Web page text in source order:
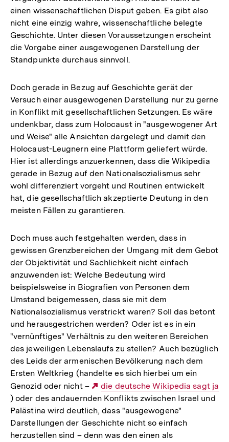
einen wissenschaftlichen Disput geben. Es gibt also
nicht eine einzig wahre, wissenschaftliche belegte
Geschichte. Unter diesen Voraussetzungen erscheint
die Vorgabe einer ausgewogenen Darstellung der
Standpunkte durchaus sinnvoll.
Doch gerade in Bezug auf Geschichte gerät der
Versuch einer ausgewogenen Darstellung nur zu gerne
in Konflikt mit gesellschaftlichen Setzungen. Es wäre
undenkbar, dass zum Holocaust in "ausgewogener Art
und Weise" alle Ansichten dargelegt und damit den
Holocaust-Leugnern eine Plattform geliefert würde.
Hier ist allerdings anzuerkennen, dass die Wikipedia
gerade in Bezug auf den Nationalsozialismus sehr
wohl differenziert vorgeht und Routinen entwickelt
hat, die gesellschaftlich akzeptierte Deutung in den
meisten Fällen zu garantieren.
Doch muss auch festgehalten werden, dass in
gewissen Grenzbereichen der Umgang mit dem Gebot
der Objektivität und Sachlichkeit nicht einfach
anzuwenden ist: Welche Bedeutung wird
beispielsweise in Biografien von Personen dem
Umstand beigemessen, dass sie mit dem
Nationalsozialismus verstrickt waren? Soll das betont
und herausgestrichen werden? Oder ist es in ein
"vernünftiges" Verhältnis zu den weiteren Bereichen
des jeweiligen Lebenslaufs zu stellen? Auch bezüglich
des Leids der armenischen Bevölkerung nach dem
Ersten Weltkrieg (handelte es sich hierbei um ein
Genozid oder nicht –
Externer
Link:
die deutsche Wikipedia sagt ja
) oder des andauernden Konflikts zwischen Israel und
Palästina wird deutlich, dass "ausgewogene"
Darstellungen der Geschichte nicht so einfach
herzustellen sind – denn was den einen als